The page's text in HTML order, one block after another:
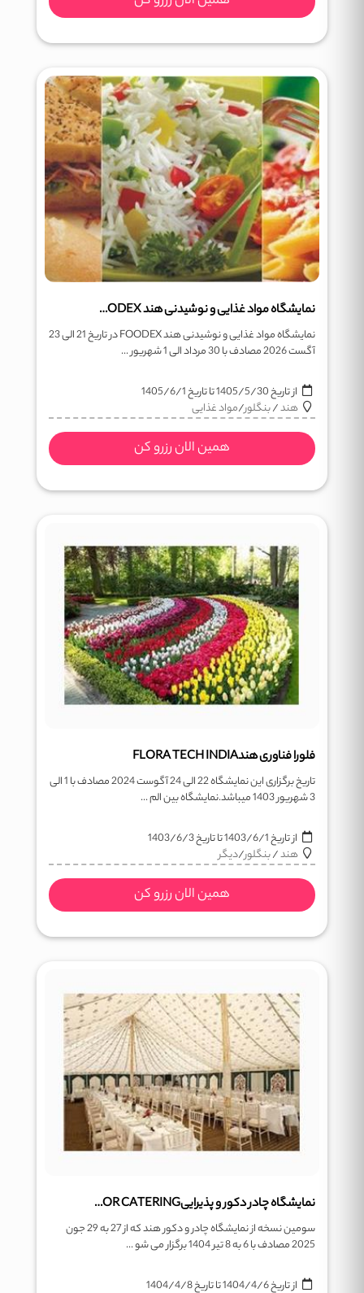
نمایشگاه مواد غذایی و نوشیدنی هند FOODEX
نمایشگاه مواد غذایی و نوشیدنی هند FOODEX در تاریخ 21 الی 23
آگست 2026 مصادف با 30 مرداد الی 1 شهریور ...
از تاریخ1405/5/30تا تاریخ1405/6/1
هند/بنگلور/مواد غذایی
همین الان رزرو کن
فلورا فناوری هندFLORA TECH INDIA
تاریخ برگزاری این نمایشگاه 22 الی 24 آگوست 2024 مصادف با 1 الی
3 شهریور 1403 میباشد.نمایشگاه بین الم ...
از تاریخ1403/6/1تا تاریخ1403/6/3
هند/بنگلور/دیگر
همین الان رزرو کن
نمایشگاه چادر دکور و پذیراییTENT DECOR CATERING
سومین نسخه از نمایشگاه چادر و دکور هند که از 27 به 29 جون
2025 مصادف با 6 به 8 تیر 1404 برگزار می شو ...
از تاریخ1404/4/6تا تاریخ1404/4/8